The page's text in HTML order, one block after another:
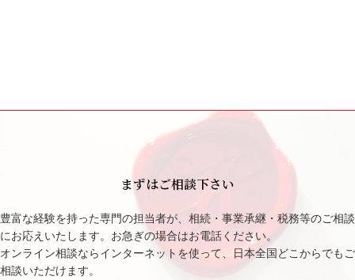
まずはご相談下さい
豊富な経験を持った専門の担当者が、相続・事業承継・税務等のご相談
にお応えいたします。お急ぎの場合はお電話ください。
オンライン相談ならインターネットを使って、日本全国どこからでもご
相談いただけます。